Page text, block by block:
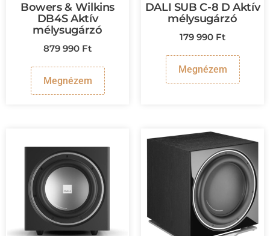
Bowers & Wilkins
DB4S Aktív
mélysugárzó
879 990 Ft
Megnézem
DALI SUB C-8 D Aktív
mélysugárzó
179 990 Ft
Megnézem